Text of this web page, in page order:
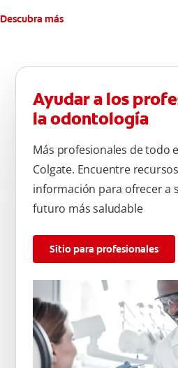
Descubra más
Ayudar a los
la odontología
Más profesionales de todo
Colgate. Encuentre
información para ofrecer a
futuro más saludable
Sitio para profesionales